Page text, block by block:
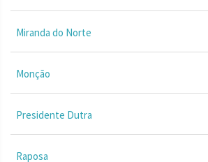
Miranda do Norte
Monção
Presidente Dutra
Raposa